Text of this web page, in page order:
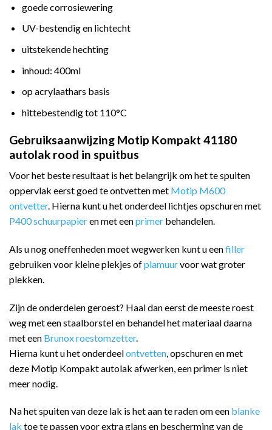
goede corrosiewering
UV-bestendig en lichtecht
uitstekende hechting
inhoud: 400ml
op acrylaathars basis
hittebestendig tot 110°C
Gebruiksaanwijzing Motip Kompakt 41180
autolak rood in spuitbus
Voor het beste resultaat is het belangrijk om het te spuiten
oppervlak eerst goed te ontvetten met Motip M600
ontvetter. Hierna kunt u het onderdeel lichtjes opschuren met
P400 schuurpapieren met eenprimer behandelen.
Als u nog oneffenheden moet wegwerken kunt u eenfiller
gebruiken voor kleine plekjes ofplamuurvoor wat groter
plekken.
Zijn de onderdelen geroest? Haal dan eerst de meeste roest
weg met een staalborstel en behandel het materiaal daarna
met een Brunox roestomzetter.
Hierna kunt u het onderdeelontvetten , opschuren en met
deze Motip Kompakt autolak afwerken, een primer is niet
meer nodig.
Na het spuiten van deze lak is het aan te raden om een blanke
lak toe te passen voor extra glans en bescherming van de